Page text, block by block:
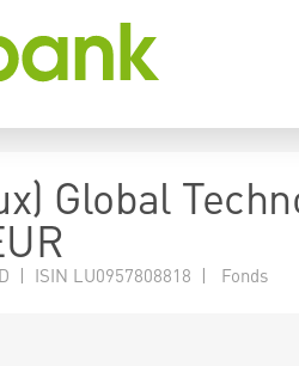
Global
| ISIN LU0957808818 | Fonds